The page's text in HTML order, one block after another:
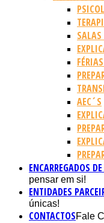
SALAS
AEC´S
ENCARREGADOS
pensar em si!
ENTIDADES
únicas!
CONTACTOSFale